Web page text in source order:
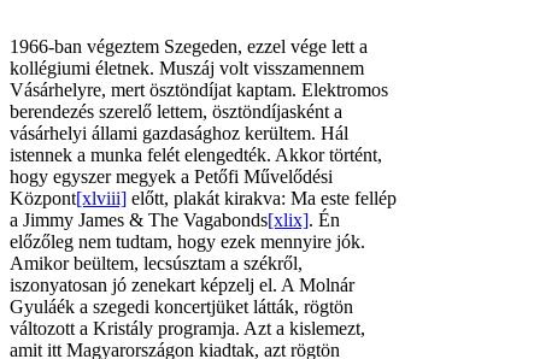
1966-ban végeztem Szegeden, ezzel vége lett a
kollégiumi életnek. Muszáj volt visszamennem
Vásárhelyre, mert ösztöndíjat kaptam. Elektromos
berendezés szerelő lettem, ösztöndíjasként a
vásárhelyi állami gazdasághoz kerültem. Hál
istennek a munka felét elengedték. Akkor történt,
hogy egyszer megyek a Petőfi Művelődési
Központ[xlviii] előtt, plakát kirakva: Ma este fellép
a Jimmy James & The Vagabonds[xlix]. Én
előzőleg nem tudtam, hogy ezek mennyire jók.
Amikor beültem, lecsúsztam a székről,
iszonyatosan jó zenekart képzelj el. A Molnár
Gyuláék a szegedi koncertjüket látták, rögtön
változott a Kristály programja. Azt a kislemezt,
amit itt Magyarországon kiadtak, azt rögtön